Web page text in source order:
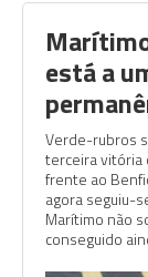
está a
Verde-rubros
terceira vitória
frente ao
agora seguiu-
Marítimo não
conseguido